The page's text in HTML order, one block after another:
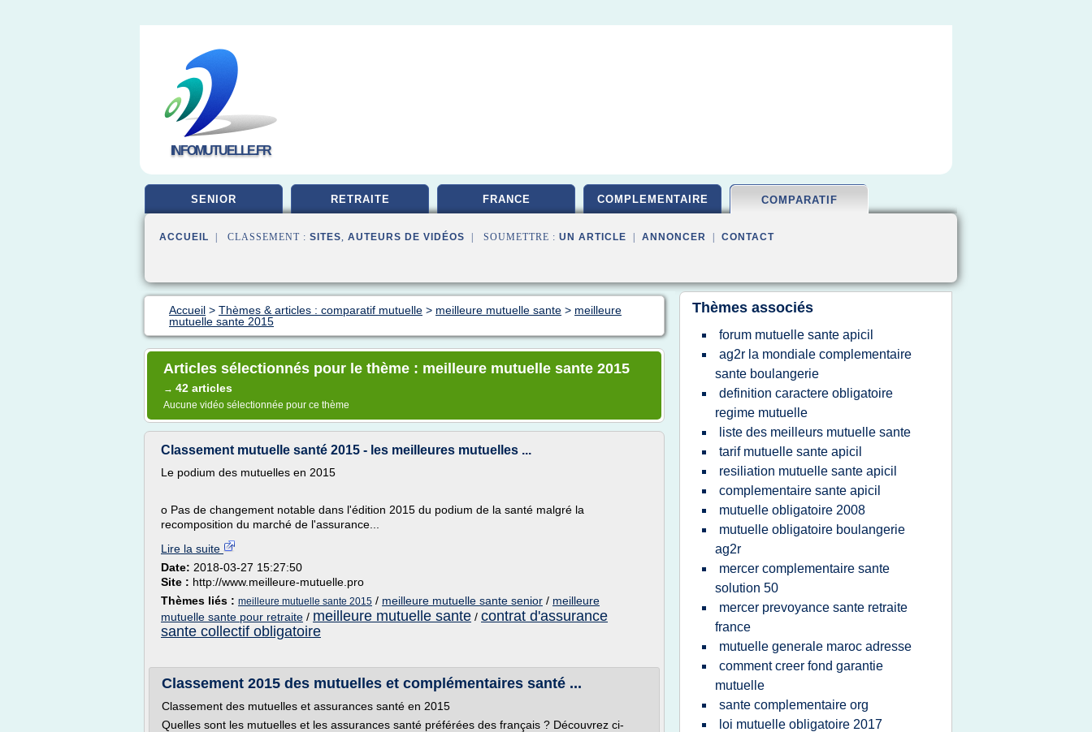
INFOMUTUELLE.FR
SENIOR RETRAITE FRANCE COMPLEMENTAIRE COMPARATIF
ACCUEIL | CLASSEMENT : SITES, AUTEURS DE VIDÉOS | SOUMETTRE : UN ARTICLE ANNONCER CONTACT
Accueil > Thèmes & articles : comparatif mutuelle > meilleure mutuelle sante > meilleure
mutuelle sante 2015
Articles sélectionnés pour le thème : meilleure mutuelle sante 2015
→ 42 articles
Aucune vidéo sélectionnée pour ce thème
Classement mutuelle santé 2015 - les meilleures mutuelles ...
Le podium des mutuelles en 2015
o Pas de changement notable dans l'édition 2015 du podium de la santé malgré la
recomposition du marché de l'assurance...
Lire la suite
Date: 2018-03-27 15:27:50
Site : http://www.meilleure-mutuelle.pro
Thèmes liés : meilleure mutuelle sante 2015 / meilleure mutuelle sante senior / meilleure
mutuelle sante pour retraite / meilleure mutuelle sante / contrat d'assurance
sante collectif obligatoire
Classement 2015 des mutuelles et complémentaires santé ...
Classement des mutuelles et assurances santé en 2015
Quelles sont les mutuelles et les assurances santé préférées des français ? Découvrez ci-
Thèmes associés
forum mutuelle sante apicil
ag2r la mondiale complementaire
sante boulangerie
definition caractere obligatoire
regime mutuelle
liste des meilleurs mutuelle sante
tarif mutuelle sante apicil
resiliation mutuelle sante apicil
complementaire sante apicil
mutuelle obligatoire 2008
mutuelle obligatoire boulangerie
ag2r
mercer complementaire sante
solution 50
mercer prevoyance sante retraite
france
mutuelle generale maroc adresse
comment creer fond garantie
mutuelle
sante complementaire org
loi mutuelle obligatoire 2017